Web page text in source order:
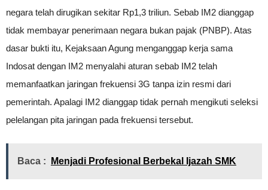
negara telah dirugikan sekitar Rp1,3 triliun. Sebab IM2 dianggap
tidak membayar penerimaan negara bukan pajak (PNBP). Atas
dasar bukti itu, Kejaksaan Agung menganggap kerja sama
Indosat dengan IM2 menyalahi aturan sebab IM2 telah
memanfaatkan jaringan frekuensi 3G tanpa izin resmi dari
pemerintah. Apalagi IM2 dianggap tidak pernah mengikuti seleksi
pelelangan pita jaringan pada frekuensi tersebut.
Baca : Menjadi Profesional Berbekal Ijazah SMK